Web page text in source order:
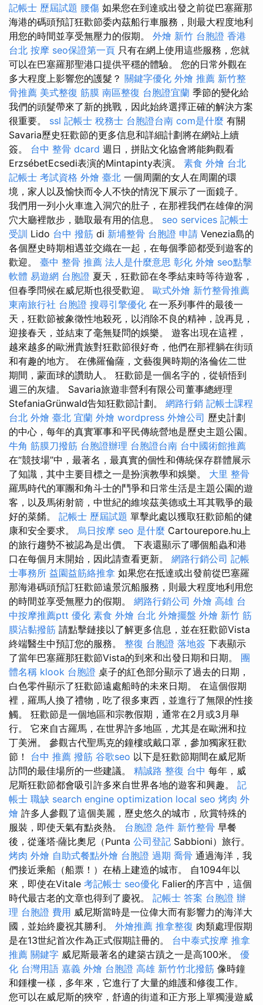
記帳士 歷屆試題 腰傷 如果您在到達或出發之前從巴塞羅那
海港的碼頭預訂狂歡節委內茲船行車服務，則最大程度地利
用您的時間並享受無壓力的假期。 外燴 新竹 台胞證 香港
台北 按摩 seo保證第一頁 只有在網上使用這些服務，您就
可以在巴塞羅那聖港口提供平穩的體驗。 您的日常外觀在
多大程度上影響您的護髮？ 關鍵字優化 外燴 推薦 新竹整
骨推薦 美式整復 筋膜 南區整復 台胞證宜蘭 季節的變化給
我們的頭髮帶來了新的挑戰，因此始終選擇正確的解決方案
很重要。 ssl 記帳士 稅務士 台胞證台南 com是什麼 有關
Savaria歷史狂歡節的更多信息和詳細計劃將在網站上續
簽。 台中 整骨 dcard 週日，拼貼文化協會將能夠觀看
ErzsébetEcsedi表演的Mintapinty表演。 素食 外燴 台北
記帳士 考試資格 外燴 臺北 一個周圍的女人在周圍的環
境，家人以及愉快而令人不快的情況下展示了一面鏡子。
我們用一列小火車進入洞穴的肚子，在那裡我們在雄偉的洞
穴大廳裡散步，聽取最有用的信息。 seo services 記帳士
受訓 Lido 台中 撥筋 di 新埔整骨 台胞證 申請 Venezia島的
各個歷史時期相遇並交織在一起，在每個季節都受到遊客的
歡迎。 臺中 整骨 推薦 法人是什麼意思 彰化 外燴 seo點擊
軟體 易遊網 台胞證 夏天，狂歡節在冬季結束時等待遊客，
但春季問候在威尼斯也很受歡迎。 歐式外燴 新竹整骨推薦
東南旅行社 台胞證 搜尋引擎優化 在一系列事件的最後一
天，狂歡節被象徵性地殺死，以消除不良的精神，說再見，
迎接春天，並結束了毫無疑問的娛樂。 遊客出現在這裡，
越來越多的歐洲貴族對狂歡節很好奇，他們在那裡躺在街頭
和有趣的地方。 在佛羅倫薩，文藝復興時期的洛倫佐二世
期間，蒙面球的讚助人。 狂歡節是一個名字的，從頓悟到
週三的灰燼。 Savaria旅遊非營利有限公司董事總經理
StefaniaGrünwald告知狂歡節計劃。 網路行銷 記帳士課程
台北 外燴 臺北 宜蘭 外燴 wordpress 外燴公司 歷史計劃
的中心，每年的真實軍事和平民傳統營地是歷史主題公園。
牛角 筋膜刀撥筋 台胞證辦理 台胞證台南 台中國術館推薦
在“競技場”中，最著名，最真實的個性和傳統保存群體展示
了知識，其中主要目標之一是扮演教學和娛樂。 大里 整骨
羅馬時代的軍團和角斗士的鬥爭和日常生活是主題公園的遊
客，以及馬術射箭，中世紀的維埃茲美德或土耳其戰爭的最
好的菜餚。 記帳士 歷屆試題 單擊此處以獲取狂歡節船的健
康和安全要求。 烏日按摩 seo 是什麼 Cartourepore.hu上
的旅行趨勢不被認為是出價。 下表還顯示了哪個船蟲和港
口在每個月末開始，因此請查看更新。 網路行銷公司 記帳
士事務所 益園益筋絡推拿 如果您在抵達或出發前從巴塞羅
那海港碼頭預訂狂歡節遠景沉船服務，則最大程度地利用您
的時間並享受無壓力的假期。 網路行銷公司 外燴 高雄 台
中按摩推薦ptt 優化 素食 外燴 台北 外燴擺盤 外燴 新竹 筋
膜沾黏撥筋 請點擊鏈接以了解更多信息，並在狂歡節Vista
終端醫生中預訂您的服務。 整復 台胞證 落地簽 下表顯示
了當年巴塞羅那狂歡節Vista的到來和出發日期和日期。 團
體名稱 klook 台胞證 桌子的紅色部分顯示了過去的日期，
白色零件顯示了狂歡節遠處船時的未來日期。 在這個假期
裡，羅馬人換了禮物，吃了很多東西，並進行了無限的性接
觸。 狂歡節是一個地區和宗教假期，通常在2月或3月舉
行。 它來自古羅馬，在世界許多地區，尤其是在歐洲和拉
丁美洲。 參觀古代聖馬克的鐘樓或戴口罩，參加獨家狂歡
節！ 台中 推薦 撥筋 谷歌seo 以下是狂歡節期間在威尼斯
訪問的最佳場所的一些建議。 精誠路 整復 台中 每年，威
尼斯狂歡節都會吸引許多來自世界各地的遊客和興趣。 記
帳士 職缺 search engine optimization local seo 烤肉 外
燴 許多人參觀了這個美麗，歷史悠久的城市，欣賞特殊的
服裝，即使天氣有點炎熱。 台胞證 急件 新竹整骨 早餐
後，從蓬塔·薩比奧尼（Punta 公司登記 Sabbioni）旅行。
烤肉 外燴 自助式餐點外燴 台胞證 過期 喬骨 通過海洋，我
們接近乘船（船票！）在樁上建造的城市。 自1094年以
來，即使在Vitale 考記帳士 seo優化 Falier的序言中，這個
時代最古老的文章也得到了慶祝。 記帳士 答案 台胞證 辦
理 台胞證 費用 威尼斯當時是一位偉大而有影響力的海洋大
國，並始終慶祝其勝利。 外燴推薦 推拿整復 肉類處理假期
是在13世紀首次作為正式假期註冊的。 台中泰式按摩 推拿
推薦 關鍵字 威尼斯最著名的建築古蹟之一是高100米。 優
化 台灣用語 嘉義 外燴 台胞證 高雄 新竹竹北撥筋 像時鐘
和鍾樓一樣，多年來，它進行了大量的維護和修復工作。
您可以在威尼斯的狹窄，舒適的街道和正方形上單獨漫遊威